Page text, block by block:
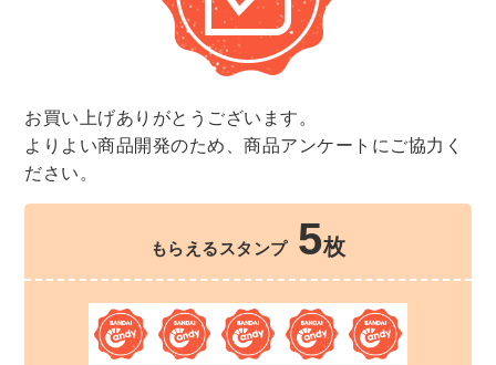
お買い上げありがとうございます。
よりよい商品開発のため、商品アンケートにご協力く
ださい。
もらえるスタンプ 5枚